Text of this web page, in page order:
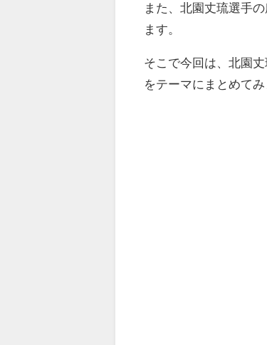
また、北園丈琉選手
ます。
そこで今回は、北園
をテーマにまとめてみ